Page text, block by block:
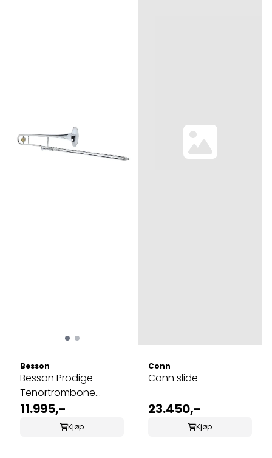
Besson
Besson Prodige
Tenortrombone
BE130-2-0, forsølvet
11.995,-
Kjøp
Conn
Conn slide
23.450,-
Kjøp